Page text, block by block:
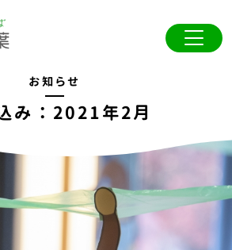
お知らせ
み：2021年2月